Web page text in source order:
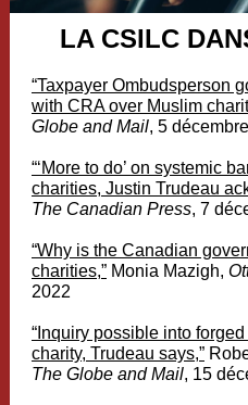
LA CSILC
“Taxpayer Ombudsperson
with CRA over Muslim
Globe and Mail, 5
“‘More to do’ on systemic
charities, Justin Trudeau
The Canadian Press, 7
“Why is the Canadian
charities,” Monia Mazigh,
2022
“ Inquiry possible into
charity, Trudeau says,”
The Globe and Mail, 15